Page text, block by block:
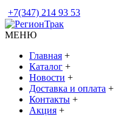
+7(347) 214 93 53
МЕНЮ
Главная +
Каталог +
Новости +
Доставка и оплата +
Контакты +
Акция +